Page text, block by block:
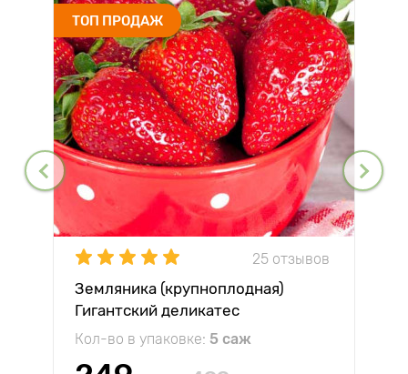
ТОП ПРОДАЖ
25 отзывов
Земляника (крупноплодная)
Гигантский деликатес
Кол-во в упаковке: 5 саж